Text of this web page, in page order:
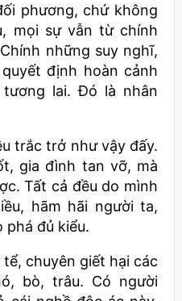
phương, chứ không
mọi sự vẫn từ chính
những suy nghĩ,
định hoàn cảnh
lai. Đó là nhân
trắc trở như vậy đấy.
gia đình tan vỡ, mà
Tất cả đều do mình
hãm hãi người ta,
phá đủ kiểu.
chuyên giết hại các
bò, trâu. Có người